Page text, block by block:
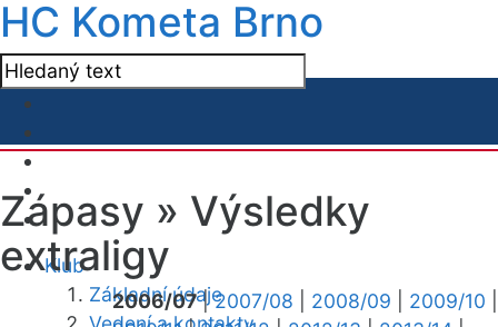
HC Kometa Brno
Klub
Základní údaje
Zápasy » Výsledky
extraligy
2006/07|2007/08 2008/09 2009/10